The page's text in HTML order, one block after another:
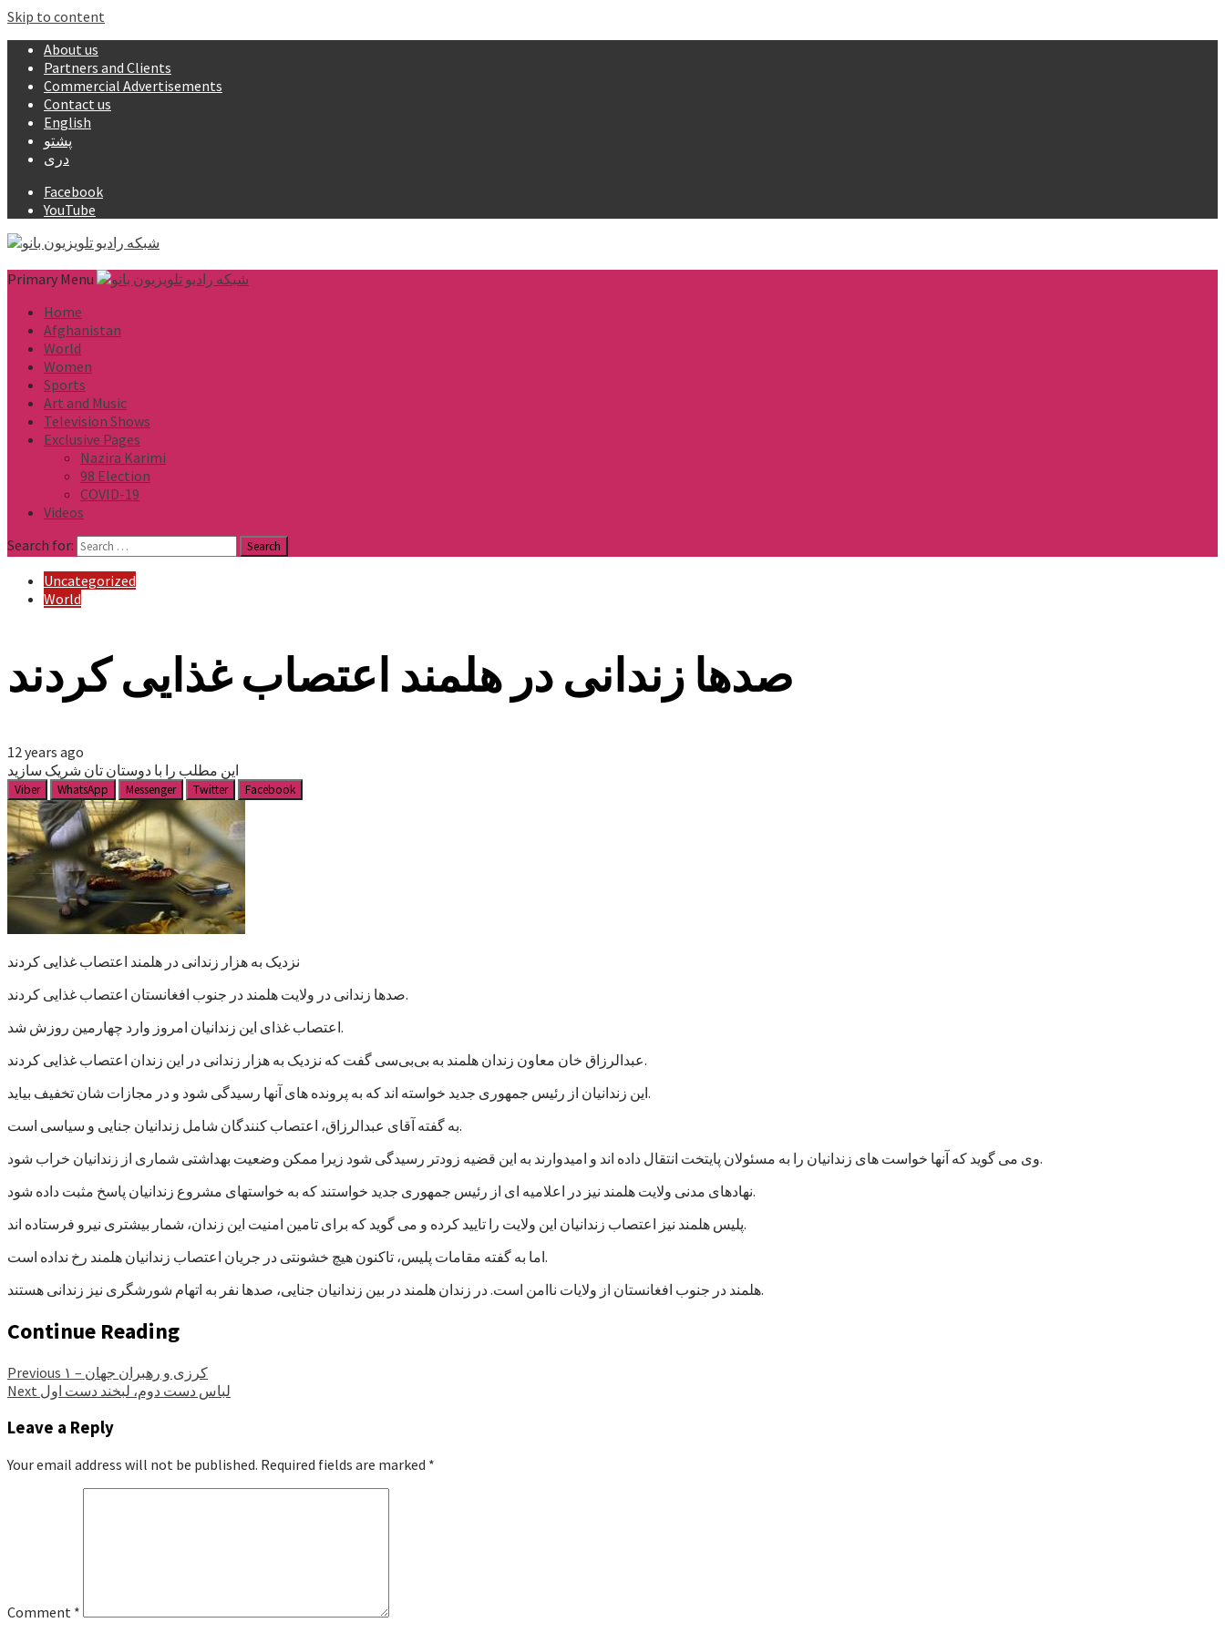
Skip to content
About us
Partners and Clients
Commercial Advertisements
Contact us
English
پشتو
دری
Facebook
YouTube
Primary Menu
Home
Afghanistan
World
Women
Sports
Art and Music
Television Shows
Exclusive Pages
Nazira Karimi
98 Election
COVID-19
Videos
Search for:
Uncategorized
World
صدها زندانی در هلمند اعتصاب غذایی کردند
12 years ago
این مطلب را با دوستان تان شریک سازید
Viber WhatsApp Messenger Twitter Facebook
نزدیک به هزار زندانی در هلمند اعتصاب غذایی کردند
صدها زندانی در ولایت هلمند در جنوب افغانستان اعتصاب غذایی کردند.
اعتصاب غذای این زندانیان امروز وارد چهارمین روزش شد.
عبدالرزاق خان معاون زندان هلمند به بی‌بی‌سی گفت که نزدیک به هزار زندانی در این زندان اعتصاب غذایی کردند.
این زندانیان از رئیس جمهوری جدید خواسته اند که به پرونده های آنها رسیدگی شود و در مجازات شان تخفیف بیاید.
به گفته آقای عبدالرزاق، اعتصاب کنندگان شامل زندانیان جنایی و سیاسی است.
وی می گوید که آنها خواست های زندانیان را به مسئولان پایتخت انتقال داده اند و امیدوارند به این قضیه زودتر رسیدگی شود زیرا ممکن وضعیت بهداشتی شماری از زندانیان خراب شود.
نهادهای مدنی ولایت هلمند نیز در اعلامیه ای از رئیس جمهوری جدید خواستند که به خواستهای مشروع زندانیان پاسخ مثبت داده شود.
پلیس هلمند نیز اعتصاب زندانیان این ولایت را تایید کرده و می گوید که برای تامین امنیت این زندان، شمار بیشتری نیرو فرستاده اند.
اما به گفته مقامات پلیس، تاکنون هیچ خشونتی در جریان اعتصاب زندانیان هلمند رخ نداده است.
هلمند در جنوب افغانستان از ولایات ناامن است. در زندان هلمند در بین زندانیان جنایی، صدها نفر به اتهام شورشگری نیز زندانی هستند.
Continue Reading
Previous
کرزی و رهبران جهان – ۱
Next لباس دست دوم، لبخند دست اول
Leave a Reply
Your email address will not be published. Required fields are marked *
Comment *